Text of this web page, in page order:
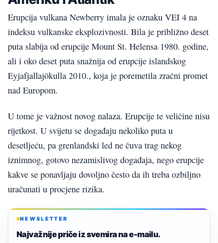
Erupcija vulkana Newberry imala je oznaku VEI 4 na
indeksu vulkanske eksplozivnosti. Bila je približno deset
puta slabija od erupcije Mount St. Helensa 1980. godine,
ali i oko deset puta snažnija od erupcije islandskog
Eyjafjallajökulla 2010., koja je poremetila zračni promet
nad Europom.
U tome je važnost novog nalaza. Erupcije te veličine nisu
rijetkost. U svijetu se događaju nekoliko puta u
desetljeću, pa grenlandski led ne čuva trag nekog
iznimnog, gotovo nezamislivog događaja, nego erupcije
kakve se ponavljaju dovoljno često da ih treba ozbiljno
uračunati u procjene rizika.
NEWSLETTER
Najvažnije priče iz svemira na e-mailu.